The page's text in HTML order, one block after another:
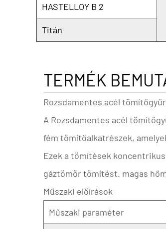
HASTELLOY B 2
Titán
TERMÉK
Rozsdamentes acél
A Rozsdamentes acél
fém tömítőalkatrészek,
Ezek a tömítések
gáztömör tömítést. magas
Műszaki előírások
Műszaki paraméter